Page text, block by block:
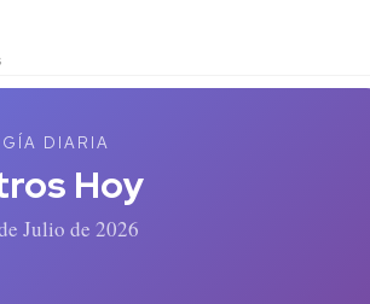
DIARIA
Hoy
Julio de 2026